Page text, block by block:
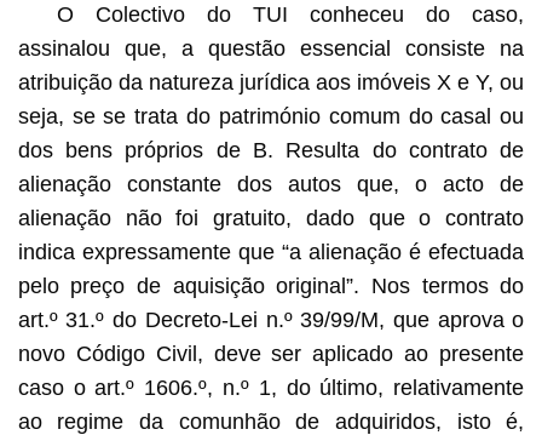
O Colectivo do TUI conheceu do caso,
assinalou que, a questão essencial consiste na
atribuição da natureza jurídica aos imóveis X e Y, ou
seja, se se trata do património comum do casal ou
dos bens próprios de B. Resulta do contrato de
alienação constante dos autos que, o acto de
alienação não foi gratuito, dado que o contrato
indica expressamente que “a alienação é efectuada
pelo preço de aquisição original”. Nos termos do
art.º 31.º do Decreto-Lei n.º 39/99/M, que aprova o
novo Código Civil, deve ser aplicado ao presente
caso o art.º 1606.º, n.º 1, do último, relativamente
ao regime da comunhão de adquiridos, isto é,